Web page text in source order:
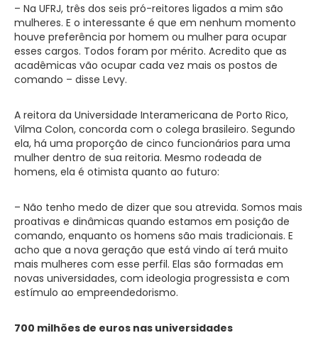
– Na UFRJ, três dos seis pró-reitores ligados a mim são
mulheres. E o interessante é que em nenhum momento
houve preferência por homem ou mulher para ocupar
esses cargos. Todos foram por mérito. Acredito que as
acadêmicas vão ocupar cada vez mais os postos de
comando – disse Levy.
A reitora da Universidade Interamericana de Porto Rico,
Vilma Colon, concorda com o colega brasileiro. Segundo
ela, há uma proporção de cinco funcionários para uma
mulher dentro de sua reitoria. Mesmo rodeada de
homens, ela é otimista quanto ao futuro:
– Não tenho medo de dizer que sou atrevida. Somos mais
proativas e dinâmicas quando estamos em posição de
comando, enquanto os homens são mais tradicionais. E
acho que a nova geração que está vindo aí terá muito
mais mulheres com esse perfil. Elas são formadas em
novas universidades, com ideologia progressista e com
estímulo ao empreendedorismo.
700 milhões de euros nas universidades